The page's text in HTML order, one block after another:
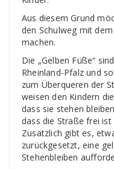
Aus diesem Grund
den Schulweg mit
machen.
Die „Gelben Füße“
Rheinland-Pfalz und
zum Überqueren der
weisen den Kindern
dass sie stehen
dass die Straße frei
Zusätzlich gibt es,
zurückgesetzt, eine
Stehenbleiben